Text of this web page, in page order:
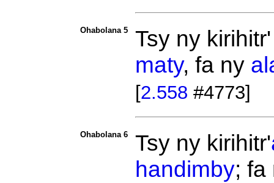
Ohabolana 5 Tsy ny
maty, fa ny
[2.558 #4773]
Ohabolana 6 Tsy ny kirihitr'
handimby;